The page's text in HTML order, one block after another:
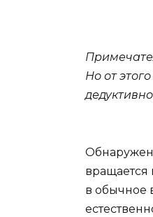
Но от
вращается
в обычное